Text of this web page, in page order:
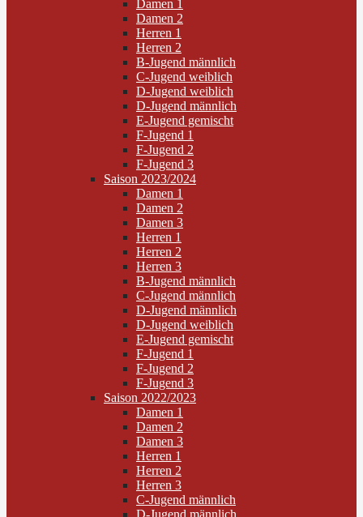
Damen 1
Damen 2
Herren 1
Herren 2
B-Jugend männlich
C-Jugend weiblich
D-Jugend weiblich
D-Jugend männlich
E-Jugend gemischt
F-Jugend 1
F-Jugend 2
F-Jugend 3
Saison 2023/2024
Damen 1
Damen 2
Damen 3
Herren 1
Herren 2
Herren 3
B-Jugend männlich
C-Jugend männlich
D-Jugend männlich
D-Jugend weiblich
E-Jugend gemischt
F-Jugend 1
F-Jugend 2
F-Jugend 3
Saison 2022/2023
Damen 1
Damen 2
Damen 3
Herren 1
Herren 2
Herren 3
C-Jugend männlich
D-Jugend männlich